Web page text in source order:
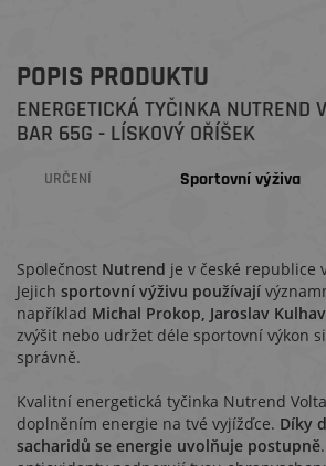
POPIS PRODUKTU
ENERGETICKÁ TYČINKA NUTREND
BAR 65G - LÍSKOVÝ OŘÍŠEK
URČENÍ Sportovní výživa
Společnost Nutrend je v české republice
Jejich sportovní výživu používají
například Michal Prokop, Jaroslav
zvýšit nebo udržet déle sportovní výkon
správně.
Kvalitní energetická tyčinka Nutrend
doplněním energie na tvé vyjížďce. Díky
sacharidů se energie uvolňuje postupně